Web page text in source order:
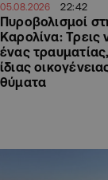
05.08.2026 22:42
Πυροβολισμοί
Καρολίνα: Τρεις
ένας
ίδιας
θύματα